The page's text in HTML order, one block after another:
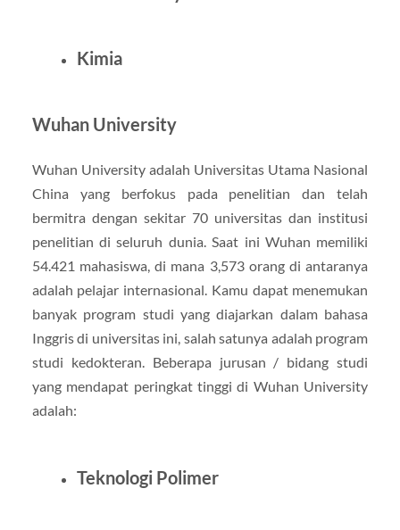
Kimia
Wuhan University
Wuhan University adalah Universitas Utama Nasional
China yang berfokus pada penelitian dan telah
bermitra dengan sekitar 70 universitas dan institusi
penelitian di seluruh dunia. Saat ini Wuhan memiliki
54.421 mahasiswa, di mana 3,573 orang di antaranya
adalah pelajar internasional. Kamu dapat menemukan
banyak program studi yang diajarkan dalam bahasa
Inggris di universitas ini, salah satunya adalah program
studi kedokteran. Beberapa jurusan / bidang studi
yang mendapat peringkat tinggi di Wuhan University
adalah:
Teknologi Polimer